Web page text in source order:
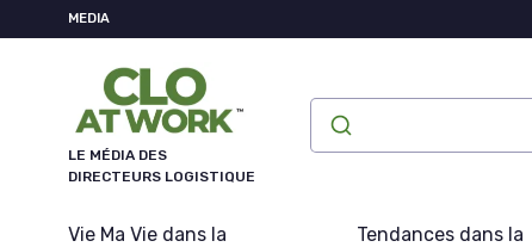
MEDIA
LE MÉDIA DES
DIRECTEURS LOGISTIQUE
Vie Ma Vie dans la
Tendances dans la
Panneau de gestion des cookies